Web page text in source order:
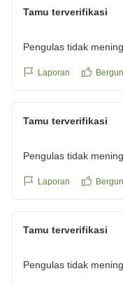
と、私どもとしま
今後もまた泊まり
お忙しい中、ご投
Tamu terverifikasi
Pengulas tidak
Laporan
Tamu terverifikasi
Pengulas tidak
Laporan
Tamu terverifikasi
Pengulas tidak